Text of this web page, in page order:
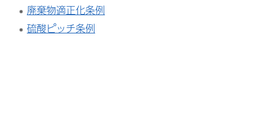
廃棄物適正化条例
硫酸ピッチ条例